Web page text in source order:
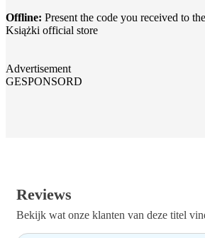
Offline: Present the code you received to
Książki official store
Advertisement
GESPONSORD
Reviews
Bekijk wat onze klanten van deze titel